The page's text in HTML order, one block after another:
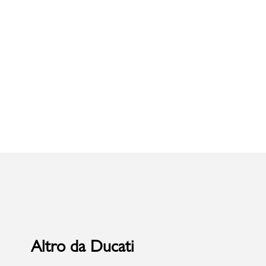
Altro da Ducati